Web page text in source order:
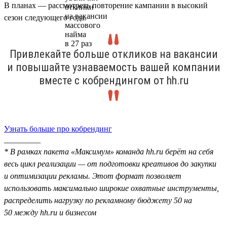
В планах — рассмотреть повторение кампании в высокий
сезон следующего года.
Привлекайте больше откликов на вакансии
и повышайте узнаваемость вашей компании
вместе с кобрендингом от hh.ru
Узнать больше про кобрендинг
* В рамках пакета «Максимум» команда hh.ru берёт на себя
весь цикл реализации — от подготовки креативов до закупки
и оптимизации рекламы. Этот формат позволяет
использовать максимально широкие охватные инструменты,
распределить нагрузку по рекламному бюджету 50 на
50 между hh.ru и бизнесом